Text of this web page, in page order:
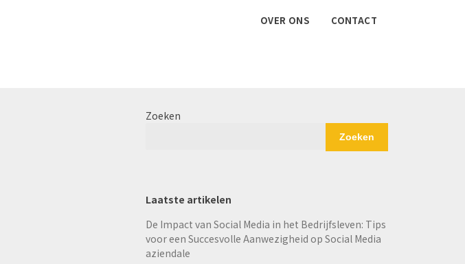
OVER ONS CONTACT
Zoeken
Zoeken
Laatste artikelen
De Impact van Social Media in het Bedrijfsleven: Tips
voor een Succesvolle Aanwezigheid op Social Media
aziendale